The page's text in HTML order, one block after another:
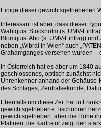
Einige dieser gewichtsgetriebenen
Interessant ist aber, dass dieser
Wahlquist Stockholm (s. UMV-
Blomquist Abo (s. UMV-Eintrag)
neben „Wibral in Wien“ auch
Grahamganges versehen wurden –
In Österreich hat es aber um 1840
geschlossenes, optisch zunächst
Uhrenkenner anhand der
des Schlages, Zentralsekunde,
Ebenfalls um diese Zeit hat in
gewichtsgetriebene Tischuhren
gewichtsgetrieben, aber die Höhe
Platinen; die Kadratur zeigt den